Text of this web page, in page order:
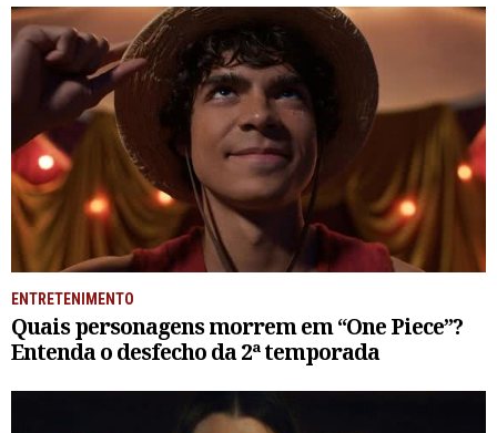
ENTRETENIMENTO
Quais personagens morrem em “One Piece”?
Entenda o desfecho da 2ª temporada